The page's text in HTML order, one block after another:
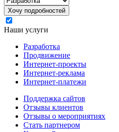
Наши услуги
Разработка
Продвижение
Интернет-проекты
Интернет-реклама
Интернет-платежи
Поддержка сайтов
Отзывы клиентов
Отзывы о мероприятиях
Стать партнером